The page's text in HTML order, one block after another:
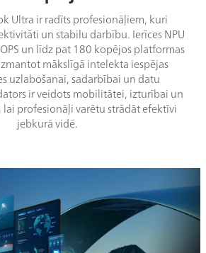
Ultra ir radīts profesionāļiem, kuri
un stabilu darbību. Ierīces NPU
un līdz pat 180 kopējos platformas
mākslīgā intelekta iespējas
uzlabošanai, sadarbībai un datu
ir veidots mobilitātei, izturībai un
profesionāļi varētu strādāt efektīvi
jebkurā vidē.